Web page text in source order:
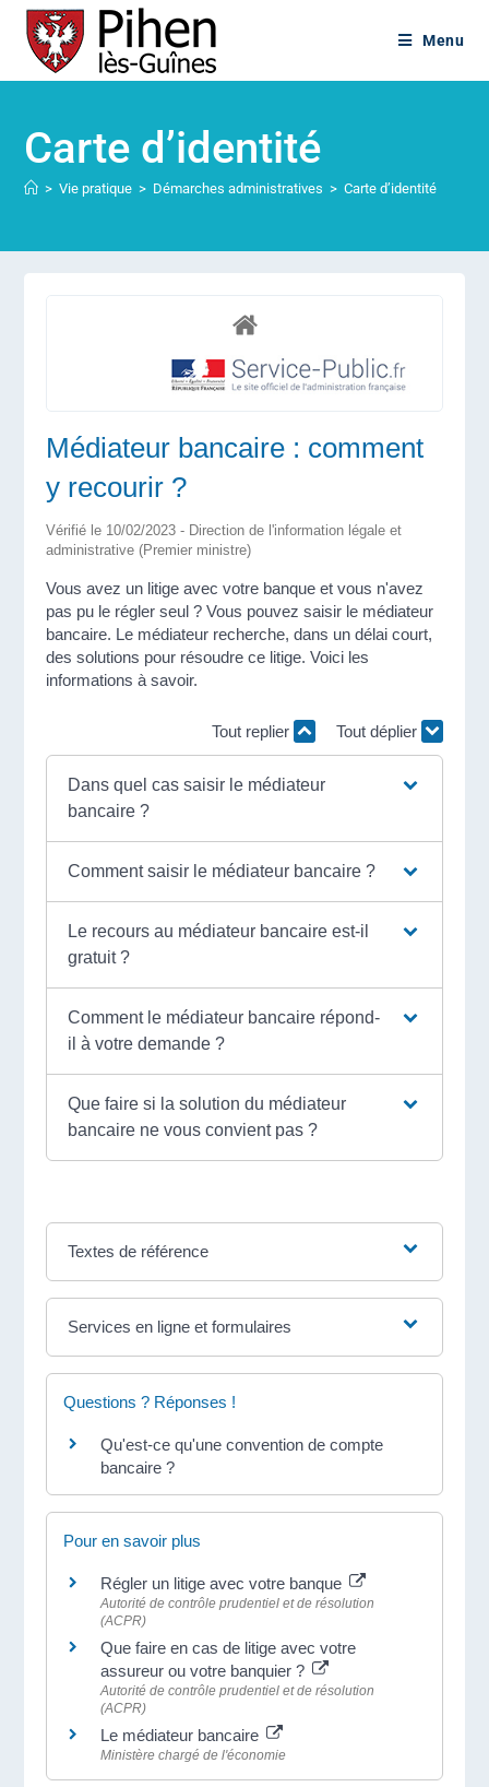
Menu
Carte d’identité
> Vie pratique > Démarches administratives > Carte d’identité
Médiateur bancaire : comment
y recourir ?
Vérifié le 10/02/2023 - Direction de l'information légale et
administrative (Premier ministre)
Vous avez un litige avec votre banque et vous n'avez
pas pu le régler seul ? Vous pouvez saisir le médiateur
bancaire. Le médiateur recherche, dans un délai court,
des solutions pour résoudre ce litige. Voici les
informations à savoir.
Tout replier Tout déplier
Dans quel cas saisir le médiateur
bancaire ?
Comment saisir le médiateur bancaire ?
Le recours au médiateur bancaire est-il
gratuit ?
Comment le médiateur bancaire répond-
il à votre demande ?
Que faire si la solution du médiateur
bancaire ne vous convient pas ?
Textes de référence
Services en ligne et formulaires
Questions ? Réponses !
Qu'est-ce qu'une convention de compte
bancaire ?
Pour en savoir plus
Régler un litige avec votre banque
Autorité de contrôle prudentiel et de résolution
(ACPR)
Que faire en cas de litige avec votre
assureur ou votre banquier ?
Autorité de contrôle prudentiel et de résolution
(ACPR)
Le médiateur bancaire
Ministère chargé de l'économie